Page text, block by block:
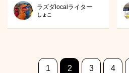
ラズダlocalライター
しょこ
1 2 3 4